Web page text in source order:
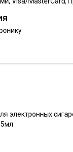
электронных